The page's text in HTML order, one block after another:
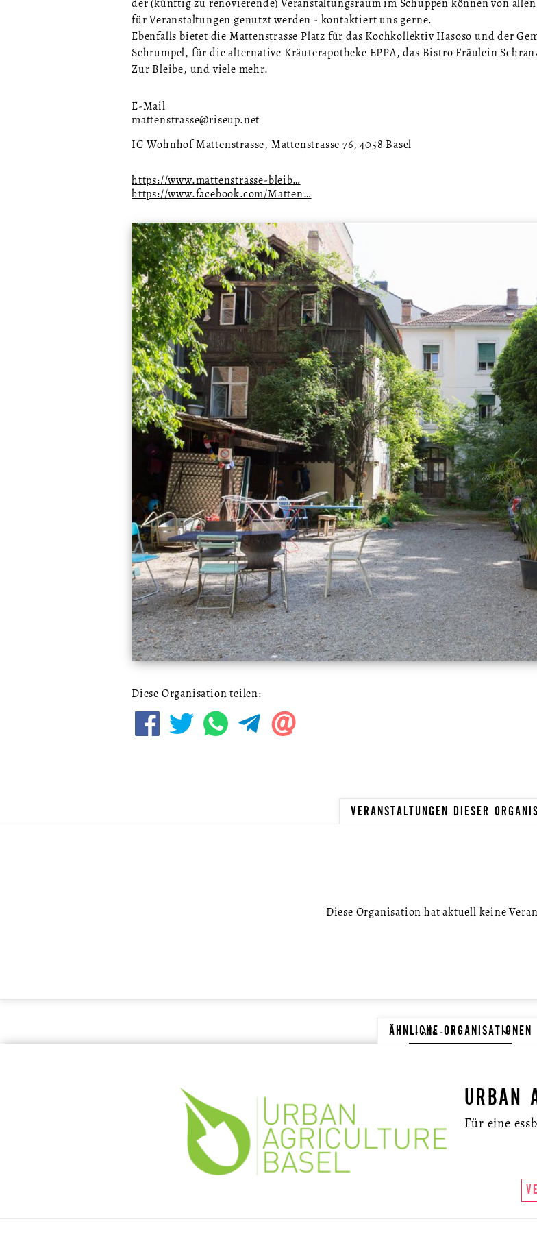
der (künftig zu renovierende) Veranstaltungsraum im Schuppen können von
für Veranstaltungen genutzt werden - kontaktiert uns gerne.
Ebenfalls bietet die Mattenstrasse Platz für das Kochkollektiv Hasoso und der
Schrumpel, für die alternative Kräuterapotheke EPPA, das Bistro Fräulein
Zur Bleibe, und viele mehr.
E-Mail
mattenstrasse@riseup.net
IG Wohnhof Mattenstrasse, Mattenstrasse 76, 4058 Basel
https://www.mattenstrasse-bleib…
https://www.facebook.com/Matten…
Diese Organisation teilen:
VERANSTALTUNGEN DIESER
Diese Organisation hat aktuell keine
ÄHNLICHE ORGANISATIONEN
URBAN
Für eine